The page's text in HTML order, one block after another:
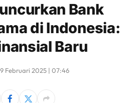
Bank
di Indonesia:
Baru
Februari 2025 | 07:46